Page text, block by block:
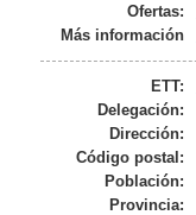
Ofertas:
Más información
ETT:
Delegación:
Dirección:
Código postal:
Población:
Provincia: